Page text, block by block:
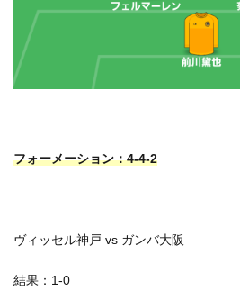
フォーメーション：4-4-2
ヴィッセル神戸 vs ガンバ大阪
結果：1-0